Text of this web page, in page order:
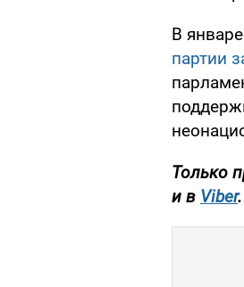
В
партии
Только
и в Viber